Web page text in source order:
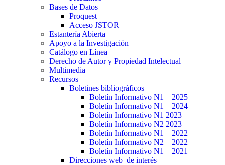
Bases de Datos
Proquest
Acceso JSTOR
Estantería Abierta
Apoyo a la Investigación
Catálogo en Línea
Derecho de Autor y Propiedad Intelectual
Multimedia
Recursos
Boletines bibliográficos
Boletín Informativo N1 – 2025
Boletín Informativo N1 – 2024
Boletín Informativo N1 2023
Boletín Informativo N2 2023
Boletín Informativo N1 – 2022
Boletín Informativo N2 – 2022
Boletín Informativo N1 – 2021
Direcciones web de interés